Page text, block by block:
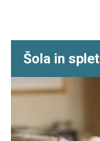
Šola in splet